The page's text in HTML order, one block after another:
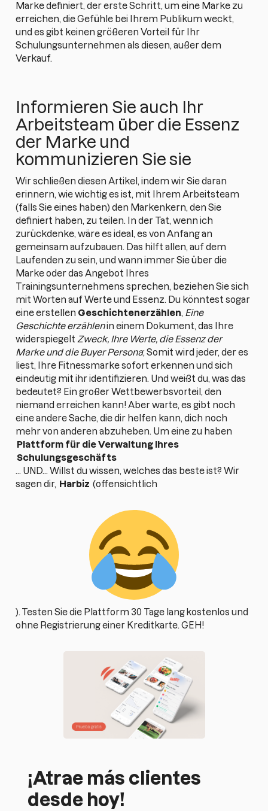
Marke definiert, der erste Schritt, um eine Marke zu
erreichen, die Gefühle bei Ihrem Publikum weckt,
und es gibt keinen größeren Vorteil für Ihr
Schulungsunternehmen als diesen, außer dem
Verkauf.
Informieren Sie auch Ihr
Arbeitsteam über die Essenz
der Marke und
kommunizieren Sie sie
Wir schließen diesen Artikel, indem wir Sie daran
erinnern, wie wichtig es ist, mit Ihrem Arbeitsteam
(falls Sie eines haben) den Markenkern, den Sie
definiert haben, zu teilen. In der Tat, wenn ich
zurückdenke, wäre es ideal, es von Anfang an
gemeinsam aufzubauen. Das hilft allen, auf dem
Laufenden zu sein, und wann immer Sie über die
Marke oder das Angebot Ihres
Trainingsunternehmens sprechen, beziehen Sie sich
mit Worten auf Werte und Essenz. Du könntest sogar
eine erstellen Geschichtenerzählen, Eine
Geschichte erzählenin einem Dokument, das Ihre
widerspiegelt Zweck, Ihre Werte, die Essenz der
Marke und die Buyer Persona; Somit wird jeder, der es
liest, Ihre Fitnessmarke sofort erkennen und sich
eindeutig mit ihr identifizieren. Und weißt du, was das
bedeutet? Ein großer Wettbewerbsvorteil, den
niemand erreichen kann! Aber warte, es gibt noch
eine andere Sache, die dir helfen kann, dich noch
mehr von anderen abzuheben. Um eine zu haben
Plattform für die Verwaltung Ihres
Schulungsgeschäfts
... UND... Willst du wissen, welches das beste ist? Wir
sagen dir, Harbiz (offensichtlich
). Testen Sie die Plattform 30 Tage lang kostenlos und
ohne Registrierung einer Kreditkarte. GEH!
¡Atrae más clientes
desde hoy!